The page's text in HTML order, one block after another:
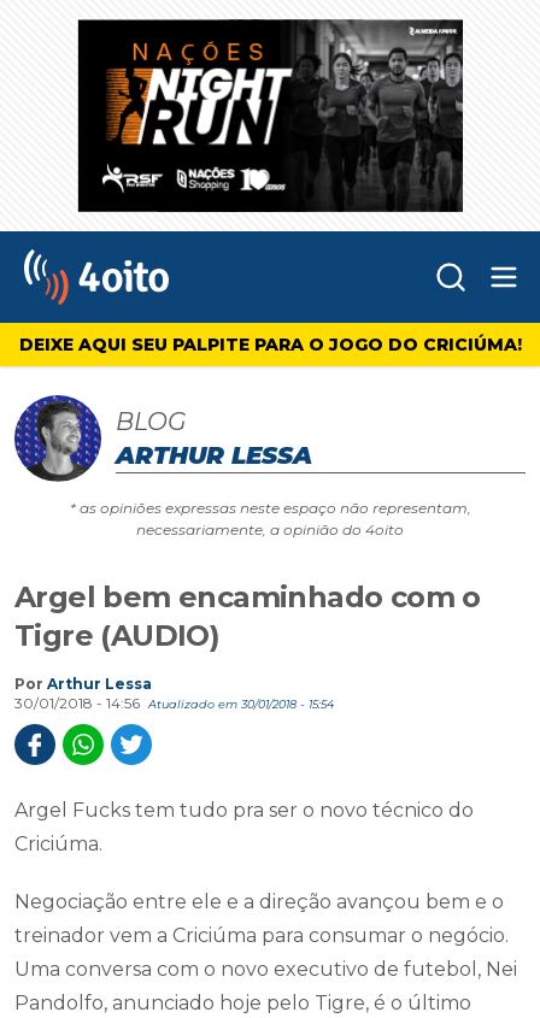
4oito
DEIXE AQUI SEU PALPITE PARA O JOGO DO CRICIÚMA!
BLOG
ARTHUR LESSA
* as opiniões expressas neste espaço não representam,
necessariamente, a opinião do 4oito
Argel bem encaminhado com o
Tigre (AUDIO)
Por Arthur Lessa
30/01/2018 - 14:56
Atualizado em 30/01/2018 - 15:54
Argel Fucks tem tudo pra ser o novo técnico do
Criciúma.
Negociação entre ele e a direção avançou bem e o
treinador vem a Criciúma para consumar o negócio.
Uma conversa com o novo executivo de futebol, Nei
Pandolfo, anunciado hoje pelo Tigre, é o último